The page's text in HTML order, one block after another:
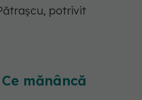
potrivit
mănâncă